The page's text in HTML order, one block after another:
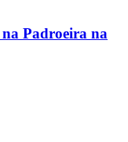
na Padroeira na